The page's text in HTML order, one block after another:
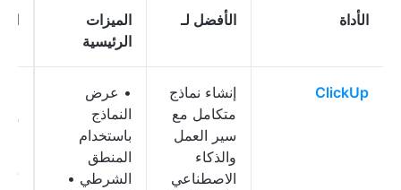
الأداة الأفضل لـ
الميزات
الرئيسية
ClickUp
إنشاء نماذج
متكامل مع
سير العمل
والذكاء
الاصطناعي
• عرض
النماذج
باستخدام
المنطق
الشرطي •